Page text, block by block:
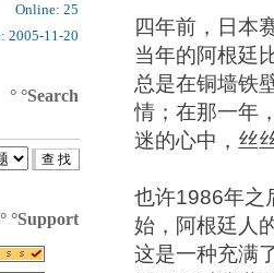
四年前，日本
当年的阿根廷
总是在铜墙铁
情；在那一年
迷的心中，丝
也许1986年之
始，阿根廷人
这是一种充满
Online: 25
2005-11-20
° °Search
° °Support